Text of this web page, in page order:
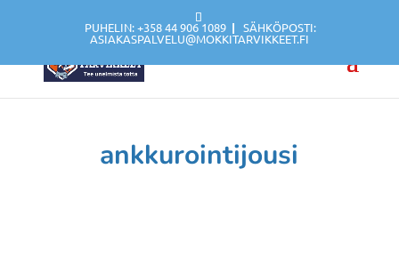
PUHELIN: +358 44 906 1089 |SÄHKÖPOSTI:
ASIAKASPALVELU@MOKKITARVIKKEET.FI
ankkurointijousi